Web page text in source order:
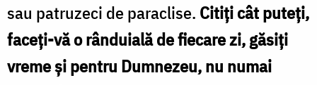
sau patruzeci de paraclise. Citiţi cât puteţi,
faceţi-vă o rânduială de fiecare zi, găsiţi
vreme şi pentru Dumnezeu, nu numai